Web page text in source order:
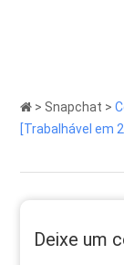
> Snapchat >
[Trabalhável em
Deixe um